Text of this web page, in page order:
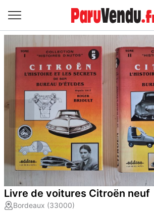
Livre de voitures Citroën neuf
Bordeaux (33000)